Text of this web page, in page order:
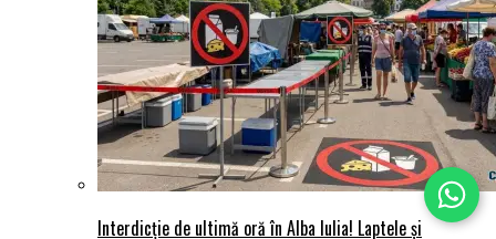
Interdicție de ultimă oră în Alba Iulia! Laptele și